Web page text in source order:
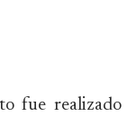
fue realizado